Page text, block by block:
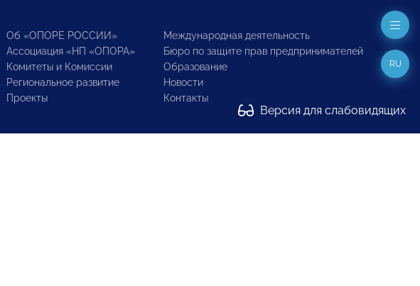
Об «ОПОРЕ РОССИИ»
Ассоциация «НП «ОПОРА»
Комитеты и Комиссии
Региональное развитие
Проекты
Международная деятельность
Бюро по защите прав предпринимателей
Образование
Новости
Контакты
Версия для слабовидящих
RU